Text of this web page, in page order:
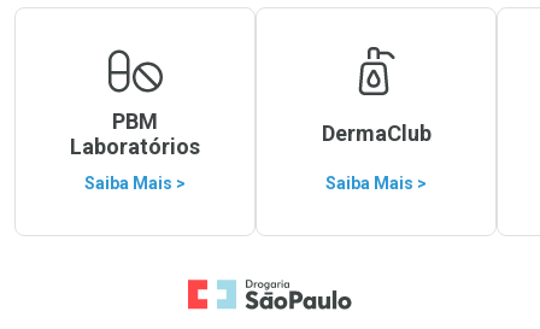
PBM
Laboratórios
Saiba Mais >
DermaClub
Saiba Mais >
Ir para a Home